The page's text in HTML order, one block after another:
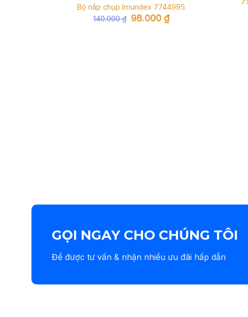
Bộ nắp chụp Imundex 7744995
140.000₫ Giá
gốc
98.000 ₫Giá
hiện
GỌI NGAY CHO CHÚNG TÔI
Để được tư vấn & nhận nhiều ưu đãi hấp dẫn